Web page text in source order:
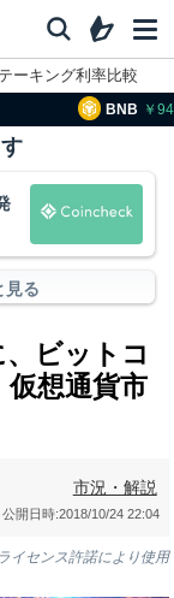
ーキング利率比較
BNB
見る
ビットコ
想通貨市
市況・解説
公開日時:2018/10/24 22:04
イセンス許諾により使用